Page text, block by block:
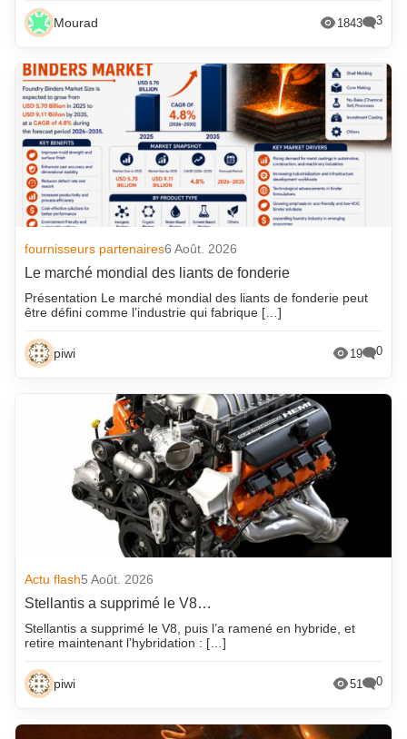
Mourad 1843 3
fournisseurs partenaires6 Août. 2026
Le marché mondial des liants de fonderie
Présentation Le marché mondial des liants de fonderie peut
être défini comme l’industrie qui fabrique […]
piwi 19 0
Actu flash5 Août. 2026
Stellantis a supprimé le V8…
Stellantis a supprimé le V8, puis l’a ramené en hybride, et
retire maintenant l’hybridation : […]
piwi 51 0